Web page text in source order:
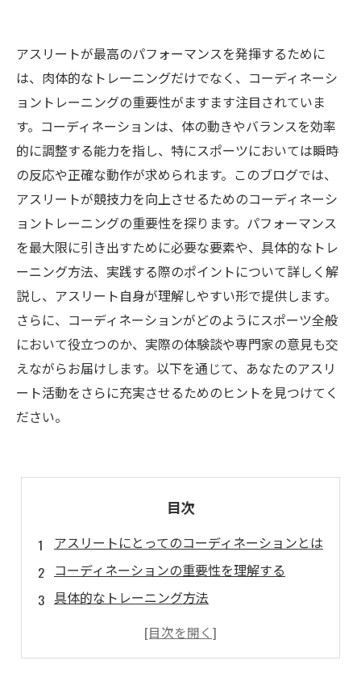
アスリートが最高のパフォーマンスを発揮するために
は、肉体的なトレーニングだけでなく、コーディネーシ
ョントレーニングの重要性がますます注目されていま
す。コーディネーションは、体の動きやバランスを効率
的に調整する能力を指し、特にスポーツにおいては瞬時
の反応や正確な動作が求められます。このブログでは、
アスリートが競技力を向上させるためのコーディネーシ
ョントレーニングの重要性を探ります。パフォーマンス
を最大限に引き出すために必要な要素や、具体的なトレ
ーニング方法、実践する際のポイントについて詳しく解
説し、アスリート自身が理解しやすい形で提供します。
さらに、コーディネーションがどのようにスポーツ全般
において役立つのか、実際の体験談や専門家の意見も交
えながらお届けします。以下を通じて、あなたのアスリ
ート活動をさらに充実させるためのヒントを見つけてく
ださい。
目次
アスリートにとってのコーディネーションとは
コーディネーションの重要性を理解する
具体的なトレーニング方法
実践する際のポイント